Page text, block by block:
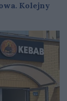
Kolejny